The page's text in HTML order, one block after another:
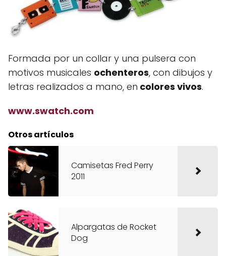
Formada por un collar y una pulsera con
motivos musicales ochenteros, con dibujos y
letras realizados a mano, en colores vivos.
www.swatch.com
Otros artículos
Camisetas Fred Perry
2011
Alpargatas de Rocket
Dog